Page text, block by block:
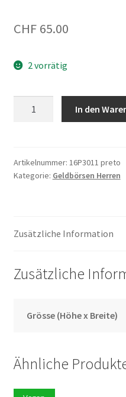
CHF65.00
2 vorrätig
In den
Artikelnummer: 16P3011 preto
Kategorie: Geldbörsen Herren
Zusätzliche Information
Zusätzliche
Grösse (Höhe x Breite)
Ähnliche